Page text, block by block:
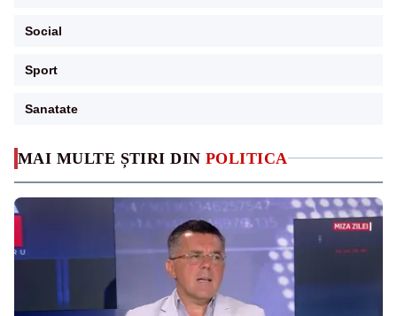
MAI MULTE ȘTIRI DIN POLITICA
Social
Sport
Sanatate